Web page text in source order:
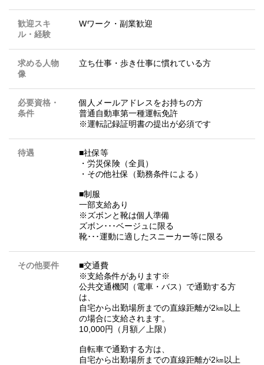
歓迎スキ
ル・経験
Wワーク・副業歓迎
求める人物
像
立ち仕事・歩き仕事に慣れている方
必要資格・
条件
個人メールアドレスをお持ちの方
普通自動車第一種運転免許
※運転記録証明書の提出が必須です
待遇
■社保等
・労災保険（全員）
・その他社保（勤務条件による）
■制服
一部支給あり
※ズボンと靴は個人準備
ズボン･･･ベージュに限る
靴･･･運動に適したスニーカー等に限る
その他要件
■交通費
※支給条件があります※
公共交通機関（電車・バス）で通勤する方
は、
自宅から出勤場所までの直線距離が2㎞以上
の場合に支給されます。
10,000円（月額／上限）
自転車で通勤する方は、
自宅から出勤場所までの直線距離が2㎞以上